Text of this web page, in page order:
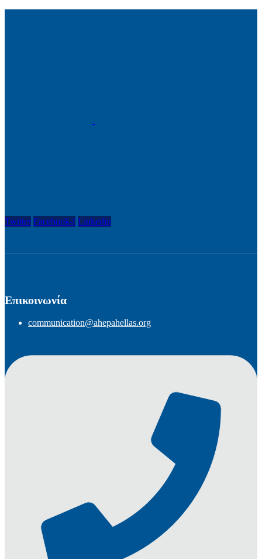
Twitter Facebook-f Linkedin
Επικοινωνία
communication@ahepahellas.org